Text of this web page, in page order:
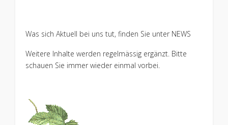
Was sich Aktuell bei uns tut, finden Sie unter NEWS
Weitere Inhalte werden regelmässig ergänzt. Bitte
schauen Sie immer wieder einmal vorbei.